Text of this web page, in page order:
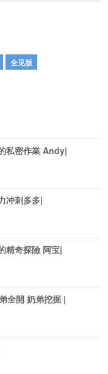
全见版
私密作業 Andy|
冲刺多多|
精奇探險 阿宝|
全開 奶弟挖掘 |